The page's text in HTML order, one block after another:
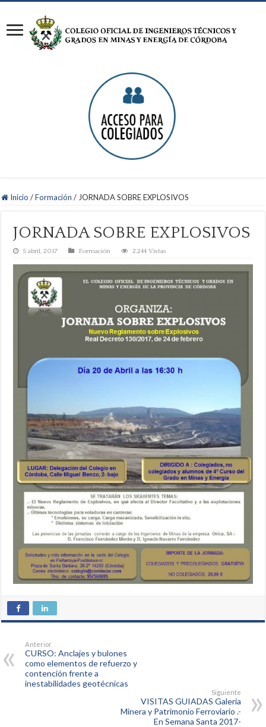
Inicio / Formación / JORNADA SOBRE EXPLOSIVOS
JORNADA SOBRE EXPLOSIVOS
5 abril, 2017 Formación 2,244 Vistas
Anterior
CURSO: Anclajes y bulones
como elementos de refuerzo y
contención frente a
inestabilidades geotécnicas
Siguiente
VISITAS GUIADAS Galeria
Minera y Patrimonio Ferroviario .-
En Semana Santa 2017-